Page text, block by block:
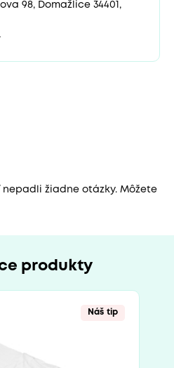
98, Domažlice 34401,
žiadne otázky. Môžete
produkty
Náš tip